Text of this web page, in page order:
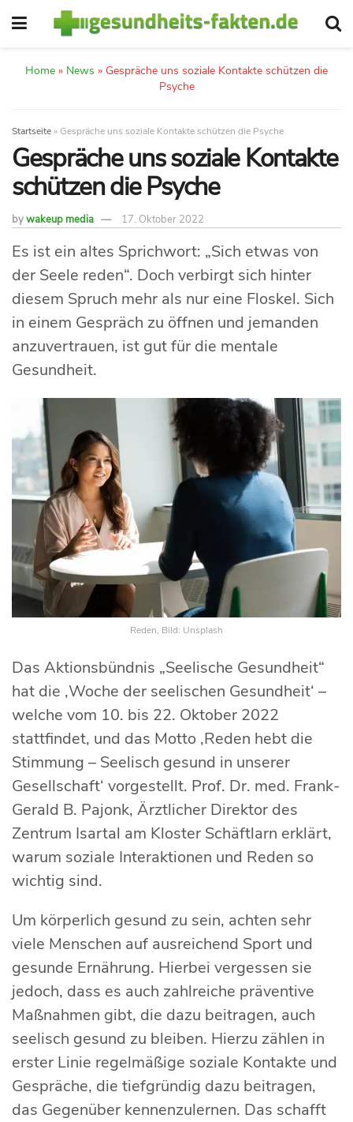
Home » News » Gespräche uns soziale Kontakte schützen die
Psyche
Startseite » Gespräche uns soziale Kontakte schützen die Psyche
Gespräche uns soziale Kontakte
schützen die Psyche
bywakeup media 17. Oktober 2022
Es ist ein altes Sprichwort: „Sich etwas von
der Seele reden“. Doch verbirgt sich hinter
diesem Spruch mehr als nur eine Floskel. Sich
in einem Gespräch zu öffnen und jemanden
anzuvertrauen, ist gut für die mentale
Gesundheit.
Reden, Bild: Unsplash
Das Aktionsbündnis „Seelische Gesundheit“
hat die ‚Woche der seelischen Gesundheit‘ –
welche vom 10. bis 22. Oktober 2022
stattfindet, und das Motto ‚Reden hebt die
Stimmung – Seelisch gesund in unserer
Gesellschaft‘ vorgestellt. Prof. Dr. med. Frank-
Gerald B. Pajonk, Ärztlicher Direktor des
Zentrum Isartal am Kloster Schäftlarn erklärt,
warum soziale Interaktionen und Reden so
wichtig sind.
Um körperlich gesund zu sein, achten sehr
viele Menschen auf ausreichend Sport und
gesunde Ernährung. Hierbei vergessen sie
jedoch, dass es auch zahlreiche präventive
Maßnahmen gibt, die dazu beitragen, auch
seelisch gesund zu bleiben. Hierzu zählen in
erster Linie regelmäßige soziale Kontakte und
Gespräche, die tiefgründig dazu beitragen,
das Gegenüber kennenzulernen. Das schafft